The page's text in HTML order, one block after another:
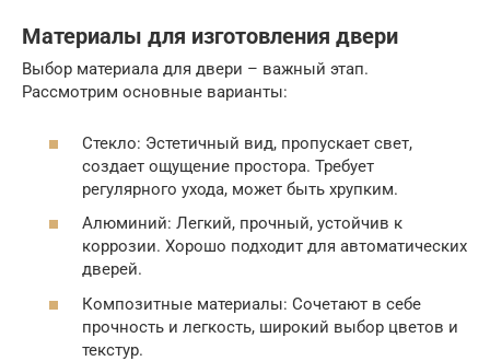
Материалы для изготовления двери
Выбор материала для двери – важный этап.
Рассмотрим основные варианты:
Стекло: Эстетичный вид, пропускает свет,
создает ощущение простора. Требует
регулярного ухода, может быть хрупким.
Алюминий: Легкий, прочный, устойчив к
коррозии. Хорошо подходит для автоматических
дверей.
Композитные материалы: Сочетают в себе
прочность и легкость, широкий выбор цветов и
текстур.